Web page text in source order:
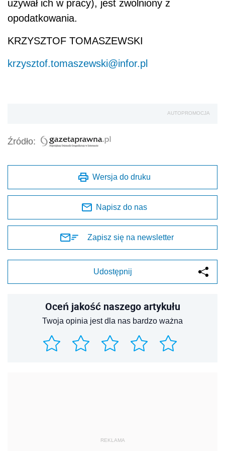
używał ich w pracy), jest zwolniony z
opodatkowania.
KRZYSZTOF TOMASZEWSKI
krzysztof.tomaszewski@infor.pl
AUTOPROMOCJA
Źródło:
Wersja do druku
Napisz do nas
Zapisz się na newsletter
Udostępnij
Oceń jakość naszego artykułu
Twoja opinia jest dla nas bardzo ważna
REKLAMA